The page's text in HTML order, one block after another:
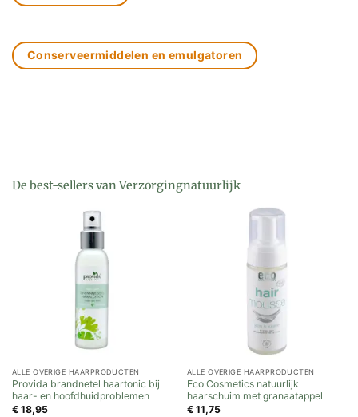
Conserveermiddelen en emulgatoren
De best-sellers van Verzorgingnatuurlijk
ALLE OVERIGE HAARPRODUCTEN
Provida brandnetel haartonic bij
haar- en hoofdhuidproblemen
€18,95
ALLE OVERIGE HAARPRODUCTEN
Eco Cosmetics natuurlijk
haarschuim met granaatappel
€11,75